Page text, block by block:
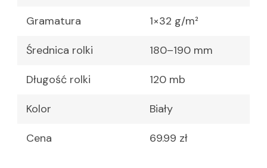
Gramatura 1×32 g/m²
Średnica rolki 180–190 mm
Długość rolki 120 mb
Kolor Biały
Cena 69.99 zł